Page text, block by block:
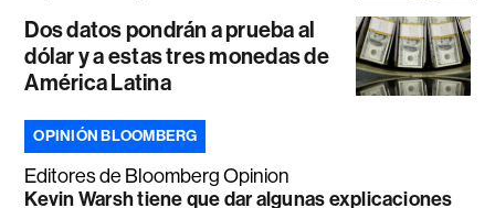
Dos datos pondrán a prueba al
dólar y a estas tres monedas de
América Latina
OPINIÓN BLOOMBERG
Editores de Bloomberg Opinion
Kevin Warsh tiene que dar algunas explicaciones